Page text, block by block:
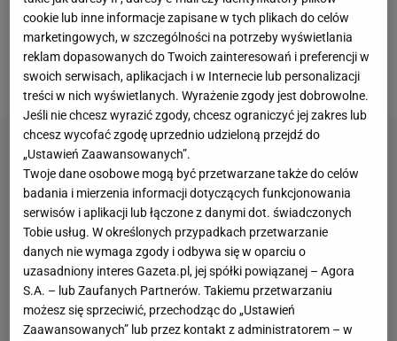
wypłacili pensje za czerwiec, a wciąż występującym
w Gdańsku zawodnikom przelali na konta
wynagrodzenie za sierpień.
cookie lub inne informacje zapisane w tych plikach do celów
marketingowych, w szczególności na potrzeby wyświetlania
reklam dopasowanych do Twoich zainteresowań i preferencji w
swoich serwisach, aplikacjach i w Internecie lub personalizacji
treści w nich wyświetlanych. Wyrażenie zgody jest dobrowolne.
Jeśli nie chcesz wyrazić zgody, chcesz ograniczyć jej zakres lub
chcesz wycofać zgodę uprzednio udzieloną przejdź do
„Ustawień Zaawansowanych”.
Twoje dane osobowe mogą być przetwarzane także do celów
badania i mierzenia informacji dotyczących funkcjonowania
serwisów i aplikacji lub łączone z danymi dot. świadczonych
Tobie usług. W określonych przypadkach przetwarzanie
danych nie wymaga zgody i odbywa się w oparciu o
uzasadniony interes Gazeta.pl, jej spółki powiązanej – Agora
S.A. – lub Zaufanych Partnerów. Takiemu przetwarzaniu
możesz się sprzeciwić, przechodząc do „Ustawień
Zaawansowanych” lub przez kontakt z administratorem – w